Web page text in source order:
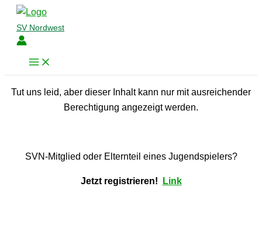
Zum
Inhalt
springen
SV Nordwest
Tut uns leid, aber dieser Inhalt kann nur mit ausreichender
Berechtigung angezeigt werden.
SVN-Mitglied oder Elternteil eines Jugendspielers?
Jetzt registrieren! Link